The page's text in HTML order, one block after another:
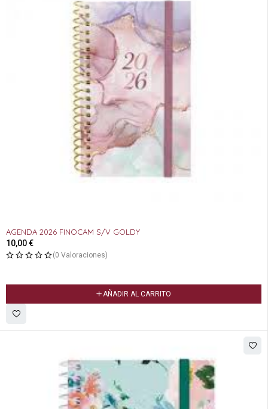
AGENDA 2026 FINOCAM S/V GOLDY
10,00€
(0 Valoraciones)
AÑADIR AL CARRITO